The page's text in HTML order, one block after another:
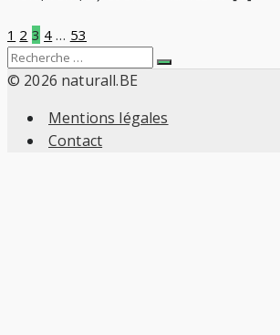
Pagination
des
publications
1 2 3 4 … 53
Search
for:
Recherche
© 2026 naturall.BE
Mentions légales
Contact